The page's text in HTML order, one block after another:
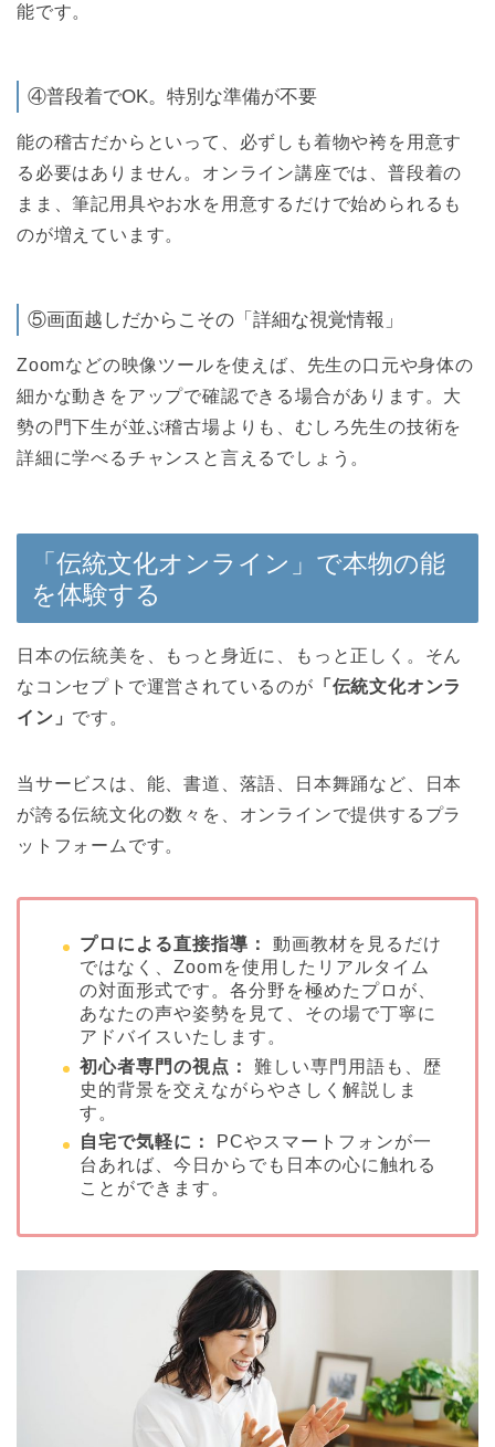
能です。
④普段着でOK。特別な準備が不要
能の稽古だからといって、必ずしも着物や袴を用意す
る必要はありません。オンライン講座では、普段着の
まま、筆記用具やお水を用意するだけで始められるも
のが増えています。
⑤画面越しだからこその「詳細な視覚情報」
Zoomなどの映像ツールを使えば、先生の口元や身体の
細かな動きをアップで確認できる場合があります。大
勢の門下生が並ぶ稽古場よりも、むしろ先生の技術を
詳細に学べるチャンスと言えるでしょう。
「伝統文化オンライン」で本物の能
を体験する
日本の伝統美を、もっと身近に、もっと正しく。そん
なコンセプトで運営されているのが 「伝統文化オンラ
イン」 です。
当サービスは、能、書道、落語、日本舞踊など、日本
が誇る伝統文化の数々を、オンラインで提供するプラ
ットフォームです。
プロによる直接指導：
動画教材を見るだけ
ではなく、Zoomを使用したリアルタイム
の対面形式です。各分野を極めたプロが、
あなたの声や姿勢を見て、その場で丁寧に
アドバイスいたします。
初心者専門の視点：
難しい専門用語も、歴
史的背景を交えながらやさしく解説しま
す。
自宅で気軽に：
PCやスマートフォンが一
台あれば、今日からでも日本の心に触れる
ことができます。